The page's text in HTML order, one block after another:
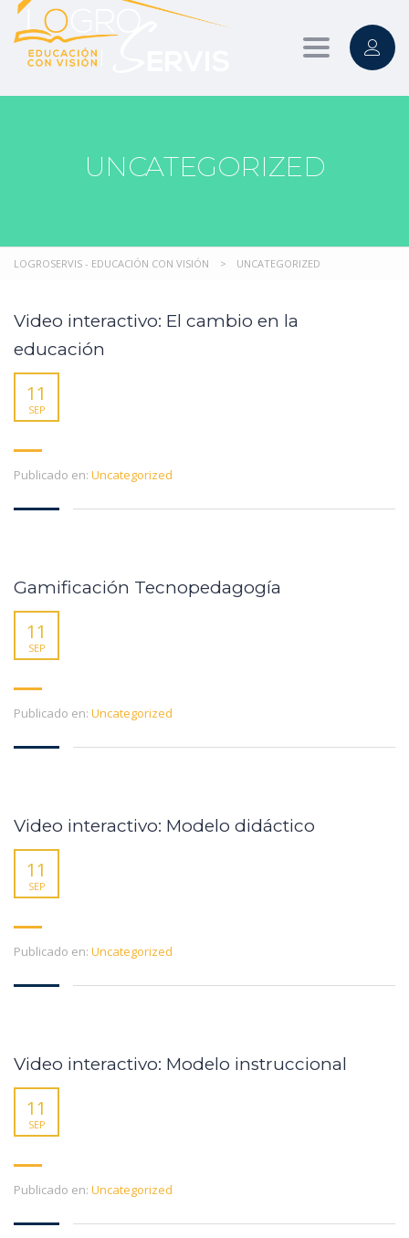
Toggle
UNCATEGORIZED
LOGROSERVIS - EDUCACIÓN CON VISIÓN > UNCATEGORIZED
Video interactivo: El cambio en la
educación
11
SEP
Publicado en: Uncategorized
Gamificación Tecnopedagogía
11
SEP
Publicado en: Uncategorized
Video interactivo: Modelo didáctico
11
SEP
Publicado en: Uncategorized
Video interactivo: Modelo instruccional
11
SEP
Publicado en: Uncategorized